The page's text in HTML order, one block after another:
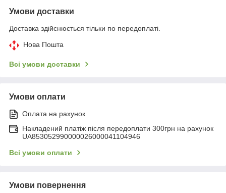
Умови доставки
Доставка здійснюється тільки по передоплаті.
Нова Пошта
Всі умови доставки
Умови оплати
Оплата на рахунок
Накладений платіж після передоплати 300грн на рахунок
UA853052990000026000041104946
Всі умови оплати
Умови повернення